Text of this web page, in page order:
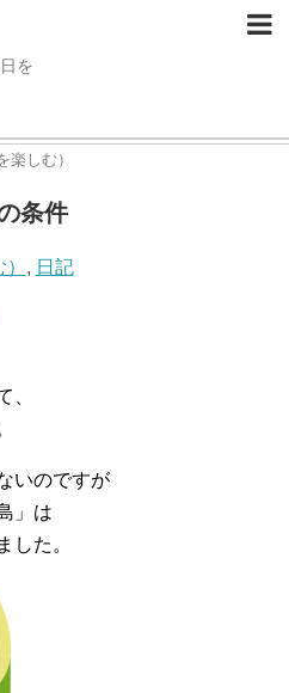
を
楽しむ）
条件
, 日記
、
いのですが
」は
した。